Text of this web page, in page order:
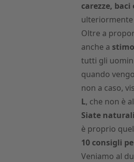
carezze,
ulteriormente
Oltre a
anche a
tutti gli
quando
non a caso,
L, che non è
Siate
è proprio
10 consigli
Veniamo al